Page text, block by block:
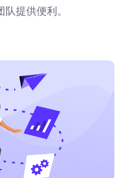
提供便利。